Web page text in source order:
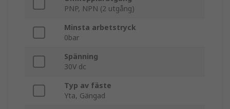
PNP, NPN (2 utgång)
Minsta arbetstryck
0bar
Spänning
30V dc
Typ av fäste
Yta, Gängad